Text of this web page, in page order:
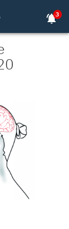
notifications_active3